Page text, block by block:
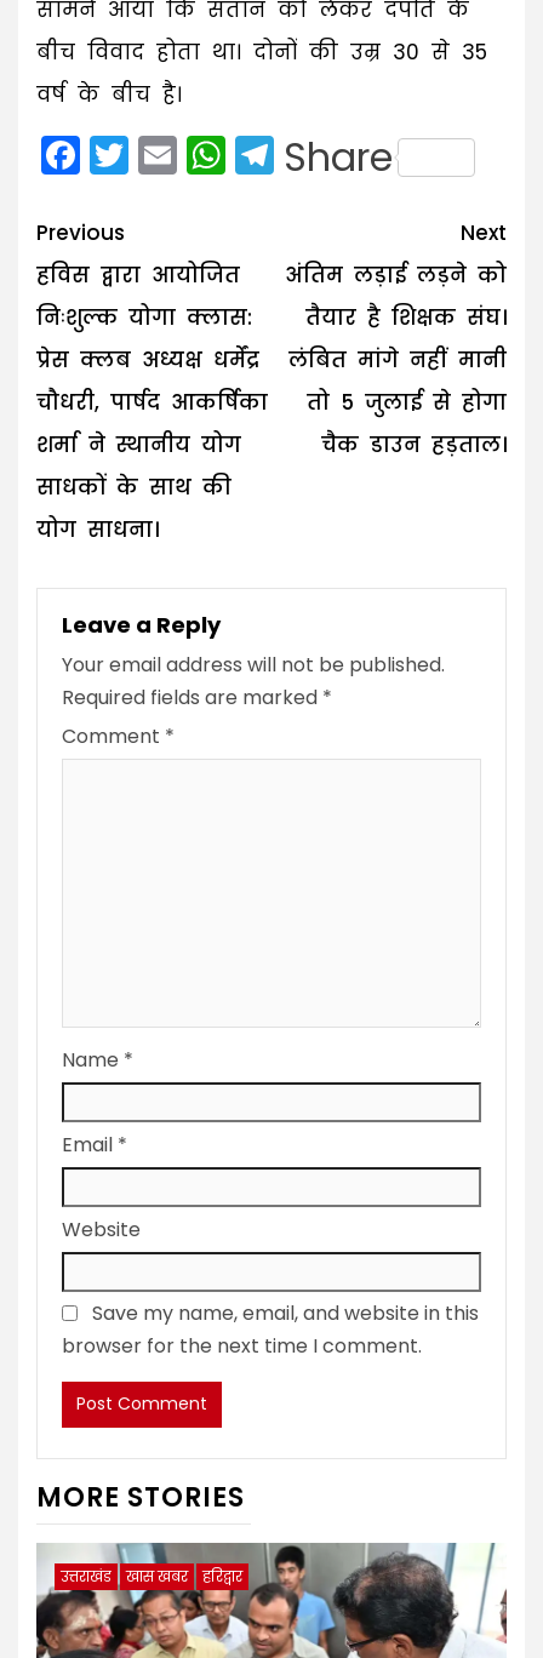
सामने आया कि संतान को लेकर दंपति के
बीच विवाद होता था। दोनों की उम्र 30 से 35
वर्ष के बीच है।
Facebook
Twitter
EmailWhatsApp
Telegram
Share
Post
navigation
Previous
हविस द्वारा आयोजित
निःशुल्क योगा क्लास:
प्रेस क्लब अध्यक्ष धर्मेंद्र
चौधरी, पार्षद आकर्षिका
शर्मा ने स्थानीय योग
साधकों के साथ की
योग साधना।
Next
अंतिम लड़ाई लड़ने को
तैयार है शिक्षक संघ।
लंबित मांगे नहीं मानी
तो 5 जुलाई से होगा
चैक डाउन हड़ताल।
Leave a Reply
Your email address will not be published.
Required fields are marked *
Comment *
Name *
Email *
Website
Save my name, email, and website in this
browser for the next time I comment.
MORE STORIES
उत्तराखंड खास खबर हरिद्वार